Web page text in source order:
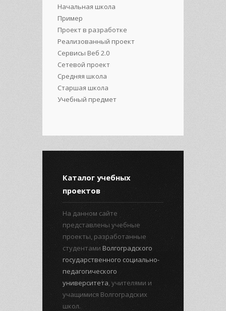
Начальная школа
Пример
Проект в разработке
Реализованный проект
Сервисы Веб 2.0
Сетевой проект
Средняя школа
Старшая школа
Учебный предмет
Каталог учебных
проектов
На данном сайте
представлены учебные
проекты, разработанные
студентами Волгоградского
государственного социально-
педагогического
университета, учителями и
учащимися Волгоградских
школ.